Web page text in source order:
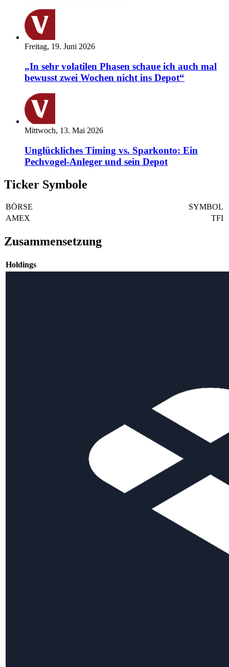
Freitag, 19. Juni 2026
„In sehr volatilen Phasen schaue ich auch mal
bewusst zwei Wochen nicht ins Depot“
Mittwoch, 13. Mai 2026
Unglückliches Timing vs. Sparkonto: Ein
Pechvogel-Anleger und sein Depot
Ticker Symbole
BÖRSE
SYMBOL
AMEX
TFI
Zusammensetzung
Holdings